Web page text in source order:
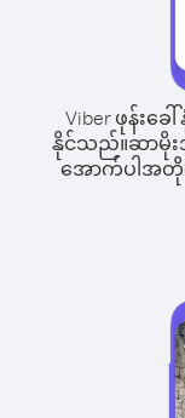
Viber ဖုန်းခ
နိုင်သည်။ဆာမိုး
အောက်ပါအတိုင်